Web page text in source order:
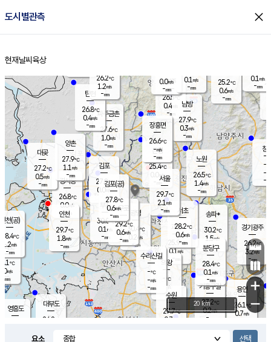
도시별관측 close
홈
현재날씨 육상
의도
℃
m/s
mm
영흥도
양주
26.5℃
0.4
-mm
과천
25.9℃
0.1m/s
- mm
용인
26.1℃
0.7m/s
경기광주
26.2℃
3.2m/s
-mm
대부도
24.8
경서동
26.8℃
0.0m/s
-mm
파주금촌
27.6℃
1.0m/s
-mm
25.2℃
0.6m/s
-mm
대곶
27.2℃
0.5m/s
-mm
창
-
-m/
-
탄현
26.8℃
0.4m/s
-mm
0.1 m/s
-mm
의왕
- ℃
m/s
mm
김포
27.8℃
0.0 m/s
mm
광명
30.4 ℃
0.2 m/s
-mm
부천
30.0℃
0.1 m/s
-mm
양촌
27.9℃
1.1 m/s
-mm
구로
29.2℃
0.6m/s
-mm
은평
25.4℃
0.0 m/s
- mm
노원
26.5℃
1.4m/s
-mm
송파*
30.2℃
1.5m/s
-mm
서초
28.2℃
0.6m/s
-mm
남방
27.9℃
0.3m/s
-mm
기흥구갈
27.2℃
0.2m/s
-
수리산길
-℃
-m/s
-mm
분당구
28.4℃
0.1 m/s
-mm
장흥면
26.6℃
-m/s
-mm
0.0m/s
-mm
인천(공)
28.4℃
1.2m/s
-mm
김포(공)
27.8℃
0.6m/s
-mm
수원
27.7℃
0.7 m/s
인천
29.7℃
1.8m/s
-mm
서울
29.7℃
2.1 m/s
-mm
26.2℃
1.2m/s
-mm
0.1 m/s
-mm
+
−
20 km
요소